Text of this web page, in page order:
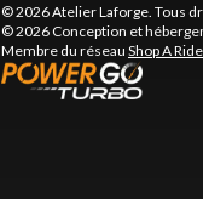
© 2026 Atelier Laforge. Tous
© 2026 Conception et
Membre du réseau Shop A Ride